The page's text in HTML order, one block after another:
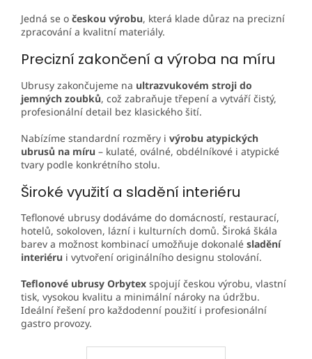
Jedná se o českou výrobu, která klade důraz na precizní
zpracování a kvalitní materiály.
Precizní zakončení a výroba na míru
Ubrusy zakončujeme na ultrazvukovém stroji do
jemných zoubků, což zabraňuje třepení a vytváří čistý,
profesionální detail bez klasického šití.
Nabízíme standardní rozměry i výrobu atypických
ubrusů na míru – kulaté, oválné, obdélníkové i atypické
tvary podle konkrétního stolu.
Široké využití a sladění interiéru
Teflonové ubrusy dodáváme do domácností, restaurací,
hotelů, sokoloven, lázní i kulturních domů. Široká škála
barev a možnost kombinací umožňuje dokonalé sladění
interiéru i vytvoření originálního designu stolování.
Teflonové ubrusy Orbytex spojují českou výrobu, vlastní
tisk, vysokou kvalitu a minimální nároky na údržbu.
Ideální řešení pro každodenní použití i profesionální
gastro provozy.